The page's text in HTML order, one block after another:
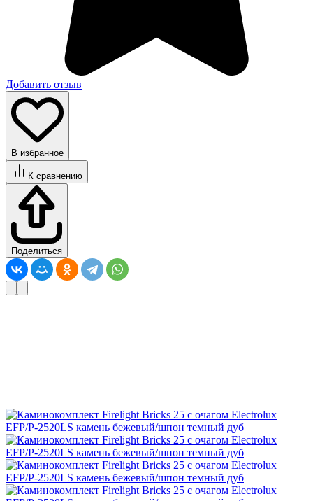
Добавить отзыв
В избранное
К сравнению
Поделиться